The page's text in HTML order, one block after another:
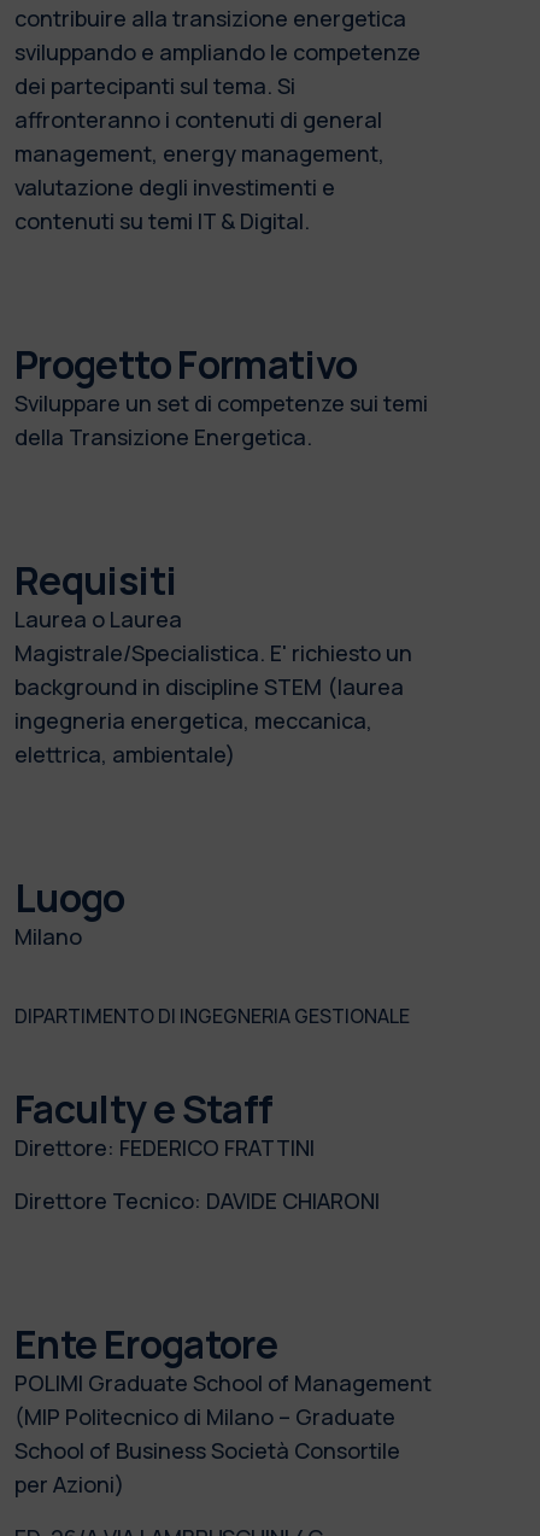
contribuire alla transizione energetica
sviluppando e ampliando le competenze
dei partecipanti sul tema. Si
affronteranno i contenuti di general
management, energy management,
valutazione degli investimenti e
contenuti su temi IT & Digital.
Progetto Formativo
Sviluppare un set di competenze sui temi
della Transizione Energetica.
Requisiti
Laurea o Laurea
Magistrale/Specialistica. E' richiesto un
background in discipline STEM (laurea
ingegneria energetica, meccanica,
elettrica, ambientale)
Luogo
Milano
DIPARTIMENTO DI INGEGNERIA GESTIONALE
Faculty e Staff
Direttore: FEDERICO FRATTINI
Direttore Tecnico: DAVIDE CHIARONI
Ente Erogatore
POLIMI Graduate School of Management
(MIP Politecnico di Milano – Graduate
School of Business Società Consortile
per Azioni)